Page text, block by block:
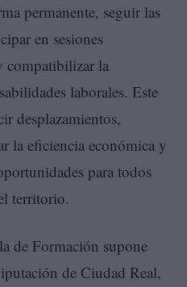
permanente, seguir las
en sesiones
compatibilizar la
laborales. Este
desplazamientos,
la eficiencia económica y
para todos
territorio.
de Formación supone
de Ciudad Real,